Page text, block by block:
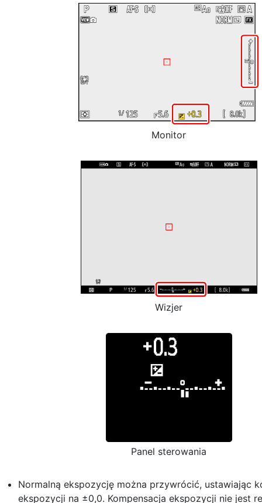
Monitor
Wizjer
Panel sterowania
Normalną ekspozycję można przywrócić, ustawiając
ekspozycji na ±0,0. Kompensacja ekspozycji nie jest